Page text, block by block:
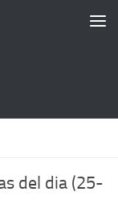
del dia (25-